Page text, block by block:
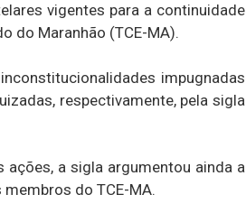
vigentes para a continuidade
do Maranhão (TCE-MA).
impugnadas
respectivamente, pela sigla
a sigla argumentou ainda a
do TCE-MA.